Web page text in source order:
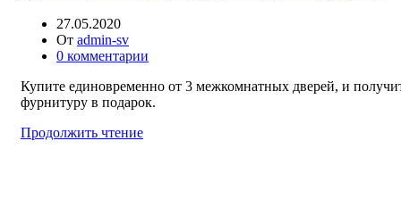
27.05.2020
От admin-sv
0 комментарии
Купите единовременно от 3 межкомнатных дверей, и
фурнитуру в подарок.
Продолжить чтение